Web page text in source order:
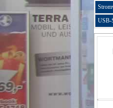
USB-